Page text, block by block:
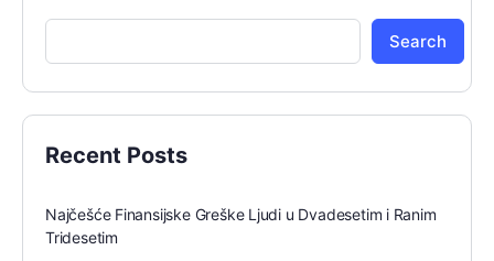
Search
Recent Posts
Najčešće Finansijske Greške Ljudi u Dvadesetim i Ranim
Tridesetim